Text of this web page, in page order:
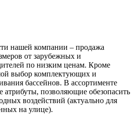
нашей компании – продажа
от зарубежных и
по низким ценам. Кроме
выбор комплектующих и
бассейнов. В ассортименте
позволяющие обезопасить
воздействий (актуально для
на улице).